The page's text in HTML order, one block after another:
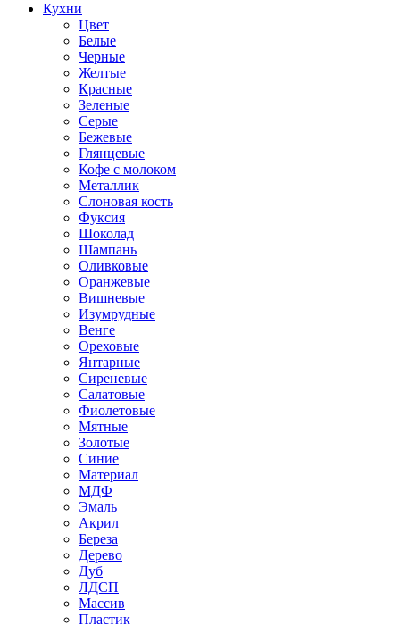
Кухни
Цвет
Белые
Черные
Желтые
Красные
Зеленые
Серые
Бежевые
Глянцевые
Кофе с молоком
Металлик
Слоновая кость
Фуксия
Шоколад
Шампань
Оливковые
Оранжевые
Вишневые
Изумрудные
Венге
Ореховые
Янтарные
Сиреневые
Салатовые
Фиолетовые
Мятные
Золотые
Синие
Материал
МДФ
Эмаль
Акрил
Береза
Дерево
Дуб
ЛДСП
Массив
Пластик